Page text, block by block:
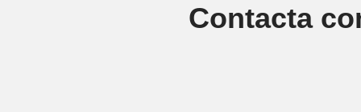
Contacta